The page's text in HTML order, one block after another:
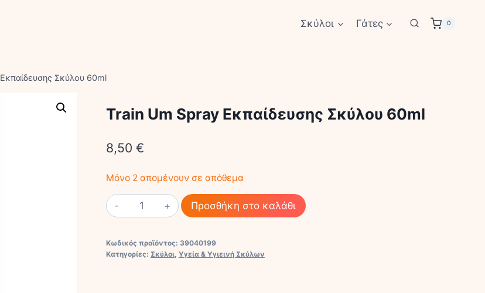
Σκύλοι Γάτες 0
Σκύλου 60ml
Train Um Spray Εκπαίδευσης Σκύλου 60ml
8,50 €
Μόνο 2 απομένουν σε απόθεμα
Train
Um
Εκπαίδευσης
Προσθήκη στο καλάθι
Κωδικός προϊόντος: 39040199
Κατηγορίες: Σκύλοι, Υγεία & Υγιεινή Σκύλων